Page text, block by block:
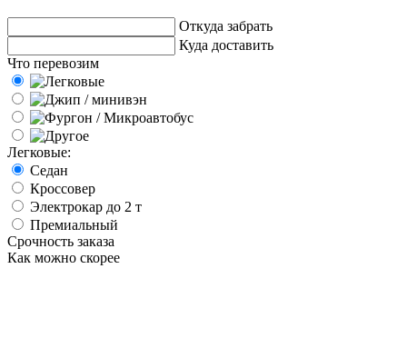
Откуда забрать
Куда доставить
Что перевозим
Легковые:
Седан
Кроссовер
Электрокар до 2 т
Премиальный
Срочность заказа
Как можно скорее